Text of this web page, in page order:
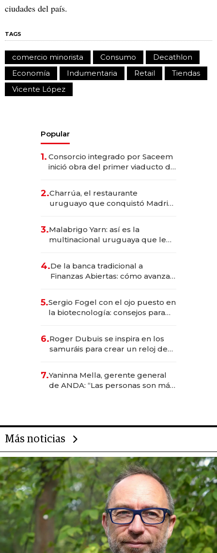
ciudades del país.
TAGS
comercio minorista Consumo
Decathlon
Economía
Indumentaria Retail
Tiendas
Vicente López
Popular
1. Consorcio integrado por Saceem
inició obra del primer viaducto de
millones
2.Charrúa, el restaurante
uruguayo que conquistó Madrid:
anticipación y prepara apertura
3.Malabrigo Yarn: así es la
multinacional uruguaya que le
4.De la banca tradicional a
Finanzas Abiertas: cómo avanza
5.Sergio Fogel con el ojo puesto en
la biotecnología: consejos para
6.Roger Dubuis se inspira en los
samuráis para crear un reloj de
7.Yaninna Mella, gerente general
de ANDA: “Las personas son más
Más noticias